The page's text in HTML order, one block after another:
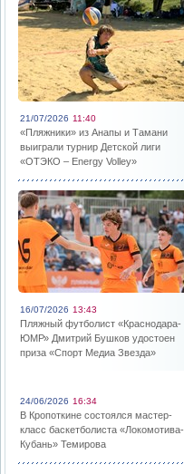
21/07/2026 11:40
«Пляжники» из Анапы и Тамани
выиграли турнир Детской лиги
«ОТЭКО – Energy Volley»
16/07/2026 13:43
Пляжный футболист «Краснодара-
ЮМР» Дмитрий Бушков удостоен
приза «Спорт Медиа Звезда»
24/06/2026 16:34
В Кропоткине состоялся мастер-
класс баскетболиста «Локомотива-
Кубань» Темирова